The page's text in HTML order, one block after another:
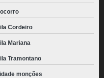
Cordeiro
Mariana
Tramontano
monções